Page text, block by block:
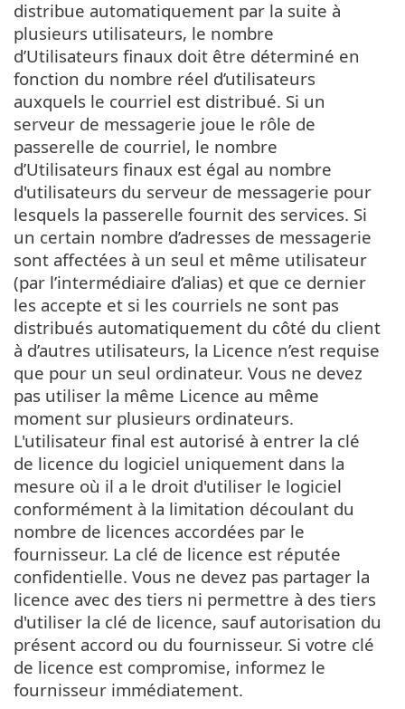
distribue automatiquement par la suite à
plusieurs utilisateurs, le nombre
d’Utilisateurs finaux doit être déterminé en
fonction du nombre réel d’utilisateurs
auxquels le courriel est distribué. Si un
serveur de messagerie joue le rôle de
passerelle de courriel, le nombre
d’Utilisateurs finaux est égal au nombre
d'utilisateurs du serveur de messagerie pour
lesquels la passerelle fournit des services. Si
un certain nombre d’adresses de messagerie
sont affectées à un seul et même utilisateur
(par l’intermédiaire d’alias) et que ce dernier
les accepte et si les courriels ne sont pas
distribués automatiquement du côté du client
à d’autres utilisateurs, la Licence n’est requise
que pour un seul ordinateur. Vous ne devez
pas utiliser la même Licence au même
moment sur plusieurs ordinateurs.
L'utilisateur final est autorisé à entrer la clé
de licence du logiciel uniquement dans la
mesure où il a le droit d'utiliser le logiciel
conformément à la limitation découlant du
nombre de licences accordées par le
fournisseur. La clé de licence est réputée
confidentielle. Vous ne devez pas partager la
licence avec des tiers ni permettre à des tiers
d'utiliser la clé de licence, sauf autorisation du
présent accord ou du fournisseur. Si votre clé
de licence est compromise, informez le
fournisseur immédiatement.